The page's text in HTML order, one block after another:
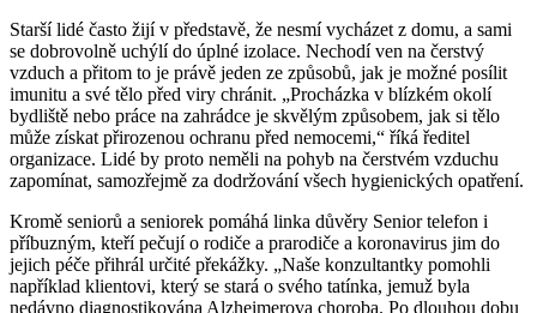
Starší lidé často žijí v představě, že nesmí vycházet z domu, a sami
se dobrovolně uchýlí do úplné izolace. Nechodí ven na čerstvý
vzduch a přitom to je právě jeden ze způsobů, jak je možné posílit
imunitu a své tělo před viry chránit. „Procházka v blízkém okolí
bydliště nebo práce na zahrádce je skvělým způsobem, jak si tělo
může získat přirozenou ochranu před nemocemi,“ říká ředitel
organizace. Lidé by proto neměli na pohyb na čerstvém vzduchu
zapomínat, samozřejmě za dodržování všech hygienických opatření.
Kromě seniorů a seniorek pomáhá linka důvěry Senior telefon i
příbuzným, kteří pečují o rodiče a prarodiče a koronavirus jim do
jejich péče přihrál určité překážky. „Naše konzultantky pomohli
například klientovi, který se stará o svého tatínka, jemuž byla
nedávno diagnostikována Alzheimerova choroba. Po dlouhou dobu